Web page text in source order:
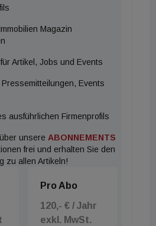
Magazin
Artikel, Jobs und Events
Events
ausführlichen Firmenprofils
unsere ABONNEMENTS
frei und erhalten Sie den
zu allen Artikeln!
Pro Abo
120,- € / Jahr
exkl. MwSt.